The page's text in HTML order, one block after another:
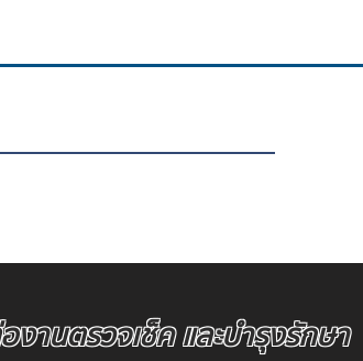
านตรวจเช็ค และบำรุงรักษา